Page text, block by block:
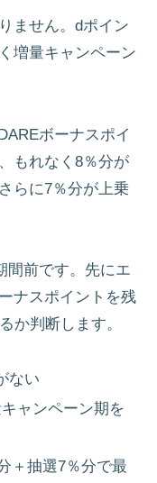
ません。dポイン
増量キャンペーン
ボーナスポイ
もれなく8％分が
らに7％分が上乗
間前です。先にエ
ナスポイントを残
か判断します。
ない
ャンペーン期を
＋抽選7％分で最